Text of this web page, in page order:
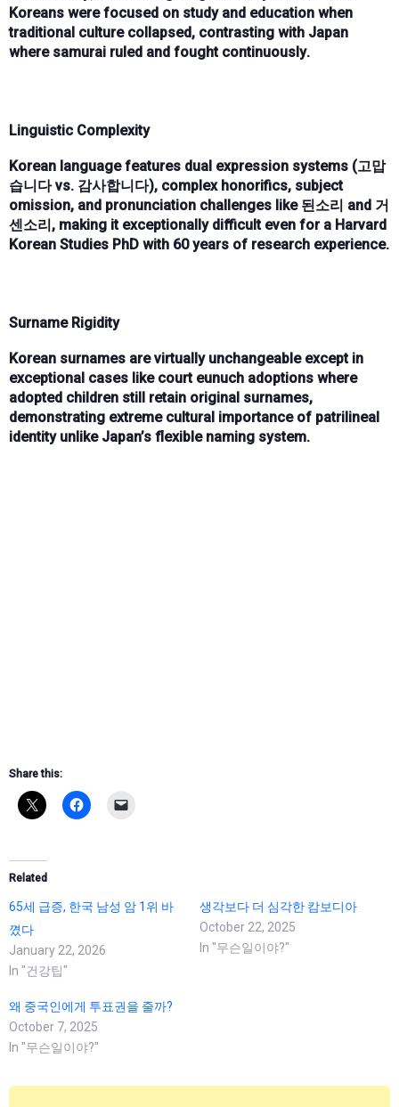
Koreans werefocused on study and education when
traditional culture collapsed, contrasting with Japan
where samurai ruled and fought continuously.
Linguistic Complexity
Korean language features dual expression systems (고맙
습니다 vs. 감사합니다), complex honorifics, subject
omission, and pronunciation challenges like 된소리 and 거
센소리, making it exceptionally difficult even for a Harvard
Korean Studies PhD with 60 years of research experience.
Surname Rigidity
Korean surnames arevirtually unchangeableexcept in
exceptional cases like court eunuch adoptions where
adopted children still retain original surnames,
demonstrating extreme cultural importance of patrilineal
identity unlike Japan’s flexible naming system.
Share this:
Related
65세 급증, 한국 남성 암 1위 바
꼈다
January 22, 2026
In "건강팁"
생각보다 더 심각한 캄보디아
October 22, 2025
In "무슨일이야?"
왜 중국인에게 투표권을 줄까?
October 7, 2025
In "무슨일이야?"